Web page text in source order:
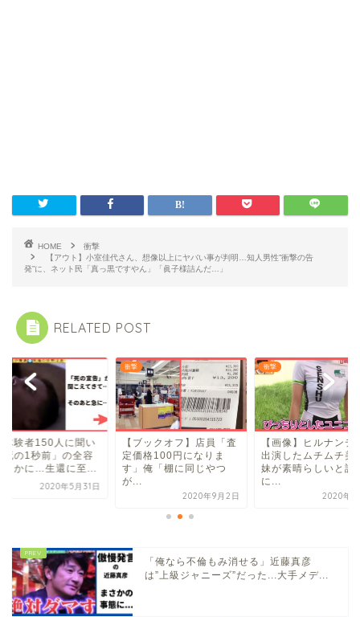
HOME
衝撃
【アウト】小室佳代さん、想像以上にヤバい事が判明…知人男性”衝撃の告
発”に、ネット民「真っ黒ですやん」「眞子様詰んだ…」
RELATED POST
体験者150人に聞い
死の1秒前」の全容
らかに…生還に至...
2020年5月31日
衝撃
【ブックオフ】店員「査
定価格100円になりま
す」俺「棚に同じやつ
が...
2020年9月2日
衝撃
【画像】ヒルナンデ
出演したムチムチ美
妹が素晴らしいと話
に...
2020年8
「俺なら不倫もみ消せる」近藤真彦
は”上級ジャニーズ”だった...大手メデ...